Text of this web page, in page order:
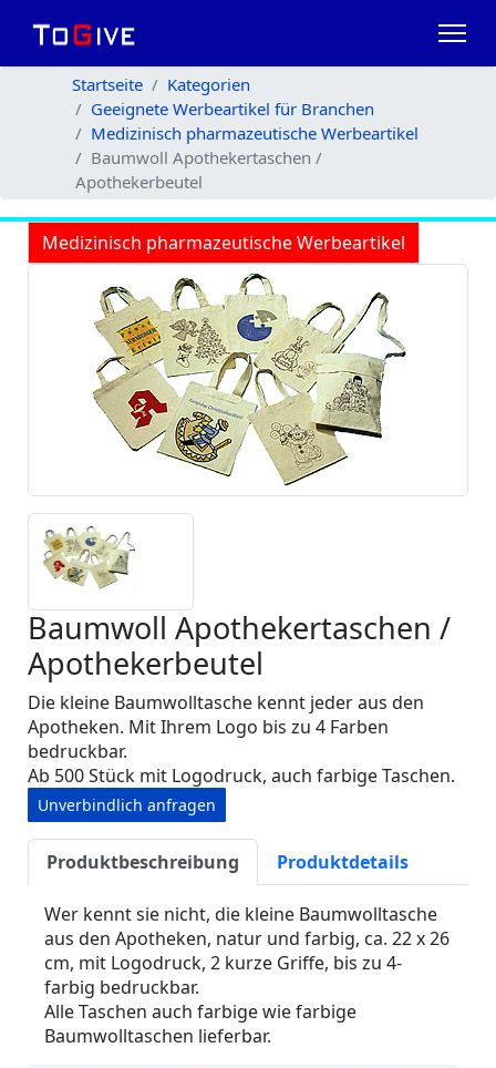
Startseite
Kategorien
Geeignete Werbeartikel für Branchen
Medizinisch pharmazeutische Werbeartikel
Baumwoll Apothekertaschen /
Apothekerbeutel
Medizinisch pharmazeutische Werbeartikel
Baumwoll Apothekertaschen /
Apothekerbeutel
Die kleine Baumwolltasche kennt jeder aus den
Apotheken. Mit Ihrem Logo bis zu 4 Farben
bedruckbar.
Ab 500 Stück mit Logodruck, auch farbige Taschen.
Unverbindlich anfragen
Produktbeschreibung Produktdetails
Wer kennt sie nicht, die kleine Baumwolltasche
aus den Apotheken, natur und farbig, ca. 22 x 26
cm, mit Logodruck, 2 kurze Griffe, bis zu 4-
farbig bedruckbar.
Alle Taschen auch farbige wie farbige
Baumwolltaschen lieferbar.